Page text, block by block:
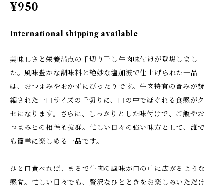
¥950
International shipping available
美味しさと栄養満点の千切り干し牛肉味付けが登場しまし
た。風味豊かな調味料と絶妙な塩加減で仕上げられた一品
は、おつまみやおかずにぴったりです。牛肉特有の旨みが凝
縮された一口サイズの千切りに、口の中でほぐれる食感がク
セになります。さらに、しっかりとした味付けで、ご飯やお
つまみとの相性も抜群。忙しい日々の強い味方として、誰で
も簡単に楽しめる一品です。
ひと口食べれば、まるで牛肉の風味が口の中に広がるような
感覚。忙しい日々でも、贅沢なひとときをお楽しみいただけ